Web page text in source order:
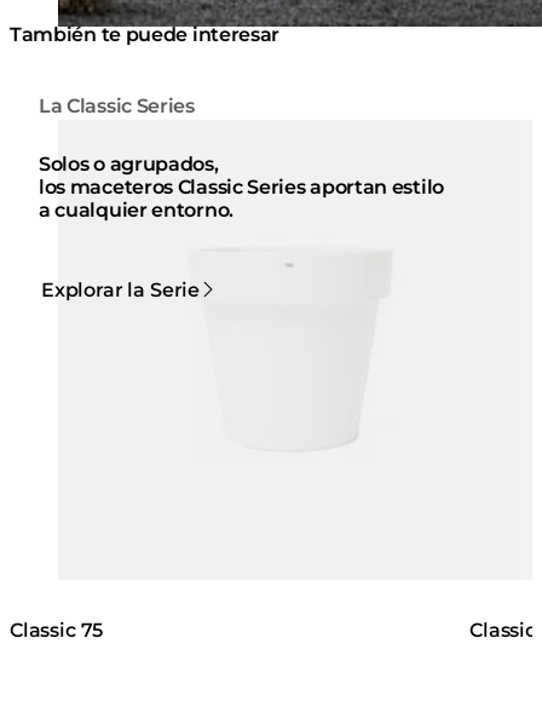
La Classic Series
Solos o agrupados,
los maceteros Classic Series aportan estilo
a cualquier entorno.
Explorar la Serie
También te puede interesar
Classic 75
Colores:
Classic